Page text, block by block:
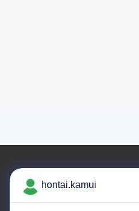
Ons adres
hontai.kamui